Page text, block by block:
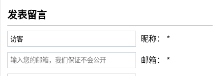
发表留言
昵称： *
邮箱： *